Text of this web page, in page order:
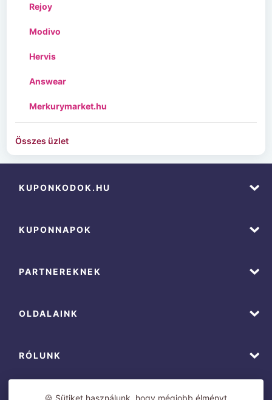
Rejoy
Modivo
Hervis
Answear
Merkurymarket.hu
Összes üzlet
KUPONKODOK.HU
KUPONNAPOK
PARTNEREKNEK
OLDALAINK
RÓLUNK